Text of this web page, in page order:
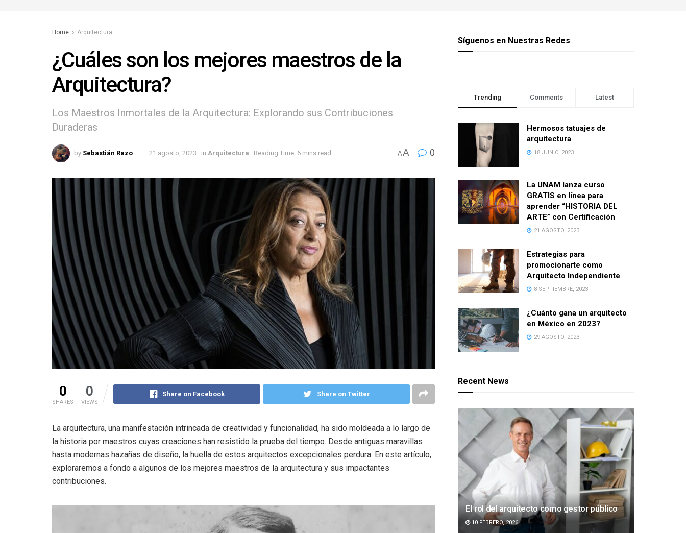
Home Arquitectura
¿Cuáles son los mejores maestros de la
Arquitectura?
Los Maestros Inmortales de la Arquitectura: Explorando sus Contribuciones
Duraderas
by Sebastián Razo 21 agosto, 2023 in Arquitectura Reading Time: 6 mins read AA 0
0
SHARES
0
VIEWS
Share on Facebook Share on Twitter
La arquitectura, una manifestación intrincada de creatividad y funcionalidad, ha sido moldeada a lo largo de
la historia por maestros cuyas creaciones han resistido la prueba del tiempo. Desde antiguas maravillas
hasta modernas hazañas de diseño, la huella de estos arquitectos excepcionales perdura. En este artículo,
exploraremos a fondo a algunos de los mejores maestros de la arquitectura y sus impactantes
contribuciones.
Síguenos en Nuestras Redes
Trending Comments Latest
Hermosos tatuajes de
arquitectura
18 JUNIO, 2023
La UNAM lanza curso
GRATIS en línea para
aprender “HISTORIA DEL
ARTE” con Certificación
21 AGOSTO, 2023
Estrategias para
promocionarte como
Arquitecto Independiente
8 SEPTIEMBRE, 2023
¿Cuánto gana un arquitecto
en México en 2023?
29 AGOSTO, 2023
Recent News
El rol del arquitecto como gestor público
10 FEBRERO, 2026